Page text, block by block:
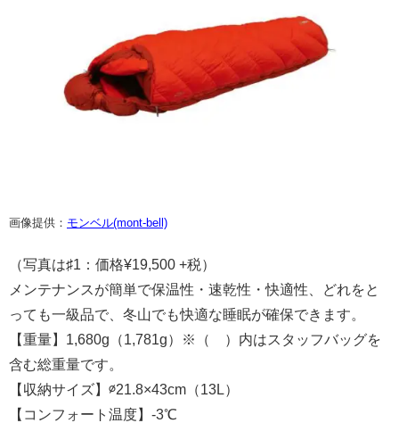
画像提供： モンベル(mont-bell)
（写真は♯1：価格¥19,500 +税）
メンテナンスが簡単で保温性・速乾性・快適性、どれをと
っても一級品で、冬山でも快適な睡眠が確保できます。
【重量】1,680g（1,781g）※（ ）内はスタッフバッグを
含む総重量です。
【収納サイズ】∅21.8×43cm（13L）
【コンフォート温度】-3℃